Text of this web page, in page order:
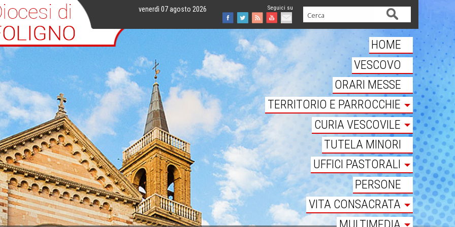
venerdì 07 agosto 2026
Facebook
Twitter
FeedYoutube
Mail
Cerca
HOME
VESCOVO
ORARI MESSE
TERRITORIO E PARROCCHIE
CURIA VESCOVILE
TUTELA MINORI
UFFICI PASTORALI
PERSONE
VITA CONSACRATA